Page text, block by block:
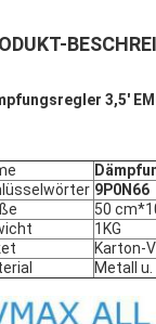
3,5'
9P0N66
50
1KG
Karton-
Metall